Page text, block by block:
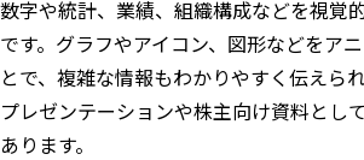
数字や統計、業績、組織構成などを視覚
です。グラフやアイコン、図形などをア
とで、複雑な情報もわかりやすく伝えら
プレゼンテーションや株主向け資料とし
あります。